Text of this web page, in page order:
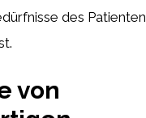
des Patienten
von